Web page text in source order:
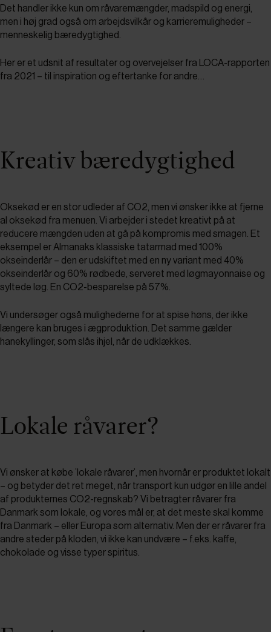
Det handler ikke kun om råvaremængder, madspild og energi,
men i høj grad også om arbejdsvilkår og karrieremuligheder –
menneskelig bæredygtighed.
Her er et udsnit af resultater og overvejelser fra LOCA-rapporten
fra 2021 – til inspiration og eftertanke for andre…
Kreativ bæredygtighed
Oksekød er en stor udleder af CO2, men vi ønsker ikke at fjerne
al oksekød fra menuen. Vi arbejder i stedet kreativt på at
reducere mængden uden at gå på kompromis med smagen. Et
eksempel er Almanaks klassiske tatarmad med 100%
okseinderlår – den er udskiftet med en ny variant med 40%
okseinderlår og 60% rødbede, serveret med løgmayonnaise og
syltede løg. En CO2-besparelse på 57%.
Vi undersøger også mulighederne for at spise høns, der ikke
længere kan bruges i ægproduktion. Det samme gælder
hanekyllinger, som slås ihjel, når de udklækkes.
Lokale råvarer?
Vi ønsker at købe ’lokale råvarer’, men hvornår er produktet lokalt
– og betyder det ret meget, når transport kun udgør en lille andel
af produkternes CO2-regnskab? Vi betragter råvarer fra
Danmark som lokale, og vores mål er, at det meste skal komme
fra Danmark – eller Europa som alternativ. Men der er råvarer fra
andre steder på kloden, vi ikke kan undvære – f.eks. kaffe,
chokolade og visse typer spiritus.